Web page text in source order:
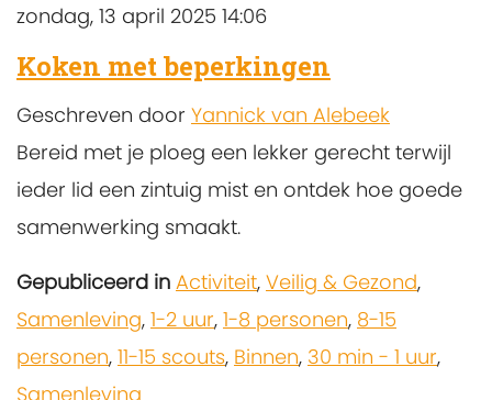
zondag, 13 april 2025 14:06
Koken met beperkingen
Geschreven door Yannick van Alebeek
Bereid met je ploeg een lekker gerecht terwijl
ieder lid een zintuig mist en ontdek hoe goede
samenwerking smaakt.
Gepubliceerd in Activiteit, Veilig & Gezond,
Samenleving, 1-2 uur, 1-8 personen, 8-15
personen, 11-15 scouts, Binnen, 30 min - 1 uur,
Samenleving